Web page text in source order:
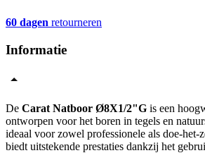
60 dagen retourneren
Informatie
De Carat Natboor Ø8X1/2"G is een
ontworpen voor het boren in tegels en
ideaal voor zowel professionele als doe-het-
biedt uitstekende prestaties dankzij het